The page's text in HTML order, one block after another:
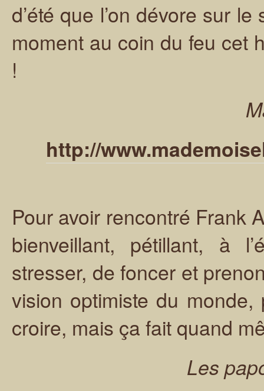
d’été que l’on dévore sur
moment au coin du feu cet
!
http://
Pour avoir rencontré Frank
bienveillant, pétillant, à
stresser, de foncer et
vision optimiste du
croire, mais ça fait quand
Les